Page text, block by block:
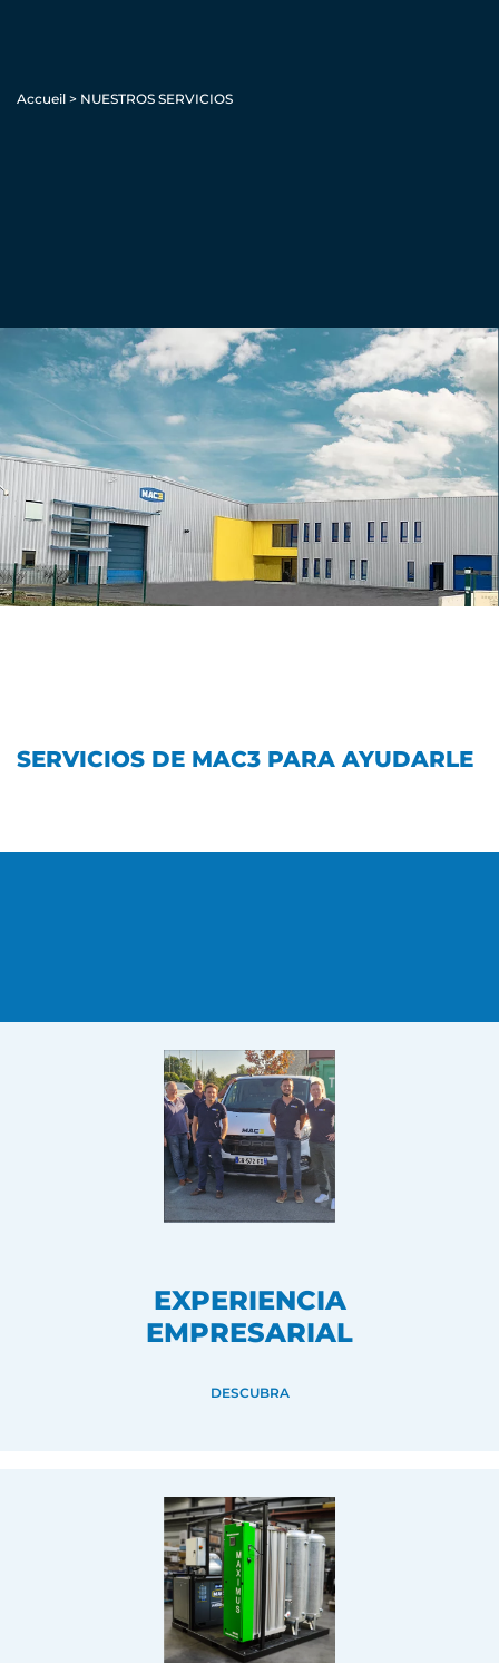
Accueil > NUESTROS SERVICIOS
SERVICIOS DE MAC3 PARA AYUDARLE
EXPERIENCIA
EMPRESARIAL
DESCUBRA